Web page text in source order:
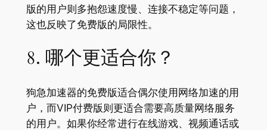
版的用户则多抱怨速度慢、连接不稳定等问题，
这也反映了免费版的局限性。
8. 哪个更适合你？
狗急加速器的免费版适合偶尔使用网络加速的用
户，而VIP付费版则更适合需要高质量网络服务
的用户。如果你经常进行在线游戏、视频通话或